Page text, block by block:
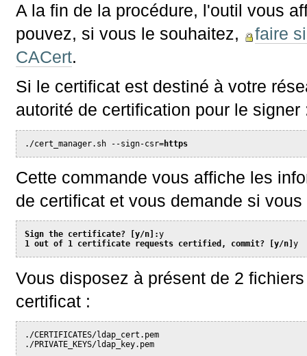
A la fin de la procédure, l'outil vous
pouvez, si vous le souhaitez,
faire
CACert.
Si le certificat est destiné à votre
autorité de certification pour le signer
./cert_manager.sh --sign-csr=https
Cette commande vous affiche les
de certificat et vous demande si
Sign the certificate? [y/n]:y
1 out of 1 certificate requests certified, commit? [y/n]y
Vous disposez à présent de 2
certificat :
./CERTIFICATES/ldap_cert.pem
./PRIVATE_KEYS/ldap_key.pem